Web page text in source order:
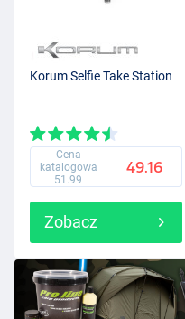
Korum Selfie Take Station
Cena
katalogowa
51.99
49.16
Zobacz